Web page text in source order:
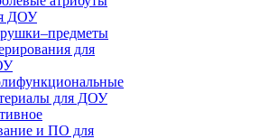
ДОУ
для
для ДОУ
и ПО для